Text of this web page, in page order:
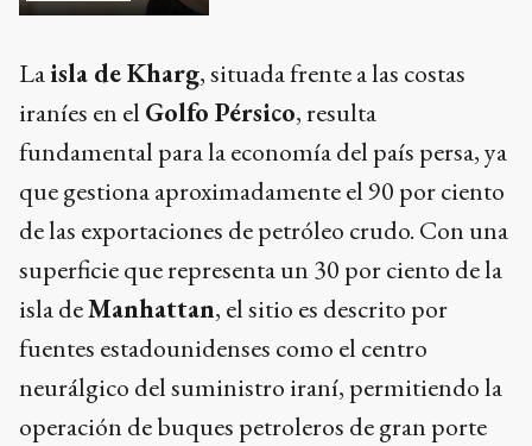
Laisla de Kharg, situada frente a las costas
iraníes en el Golfo Pérsico, resulta
fundamental para la economía del país persa, ya
que gestiona aproximadamente el 90 por ciento
de las exportaciones de petróleo crudo. Con una
superficie que representa un 30 por ciento de la
isla deManhattan, el sitio es descrito por
fuentes estadounidenses como el centro
neurálgico del suministro iraní, permitiendo la
operación de buques petroleros de gran porte